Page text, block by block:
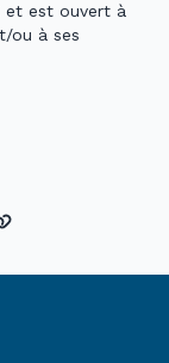
et est ouvert à
ou à ses